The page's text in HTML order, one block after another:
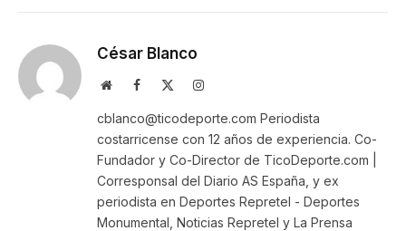
César Blanco
WebsiteFacebook Instagram
cblanco@ticodeporte.com Periodista
costarricense con 12 años de experiencia. Co-
Fundador y Co-Director de TicoDeporte.com |
Corresponsal del Diario AS España, y ex
periodista en Deportes Repretel - Deportes
Monumental, Noticias Repretel y La Prensa